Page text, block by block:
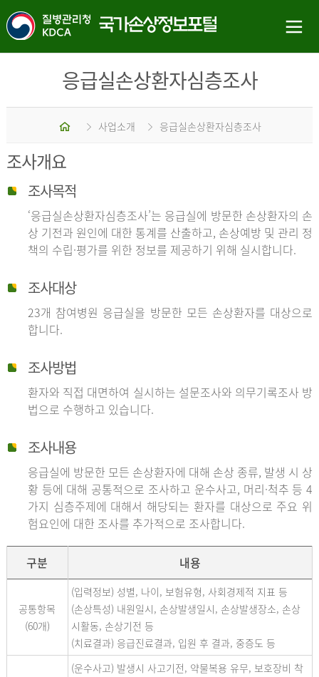
응급실손상환자심층조사
홈 사업소개 응급실손상환자심층조사
조사개요
조사목적
‘응급실손상환자심층조사’는 응급실에 방문한 손상환자의 손
상 기전과 원인에 대한 통계를 산출하고, 손상예방 및 관리 정
책의 수립·평가를 위한 정보를 제공하기 위해 실시합니다.
조사대상
23개 참여병원 응급실을 방문한 모든 손상환자를 대상으로
합니다.
조사방법
환자와 직접 대면하여 실시하는 설문조사와 의무기록조사 방
법으로 수행하고 있습니다.
조사내용
응급실에 방문한 모든 손상환자에 대해 손상 종류, 발생 시 상
황 등에 대해 공통적으로 조사하고 운수사고, 머리·척추 등 4
가지 심층주제에 대해서 해당되는 환자를 대상으로 주요 위
험요인에 대한 조사를 추가적으로 조사합니다.
구분 내용
공통항목
(60개)
(입력정보) 성별, 나이, 보험유형, 사회경제적 지표 등
(손상특성) 내원일시, 손상발생일시, 손상발생장소, 손상
시활동, 손상기전 등
(치료결과) 응급진료결과, 입원 후 결과, 중증도 등
(운수사고) 발생시 사고기전, 약물복용 유무, 보호장비 착